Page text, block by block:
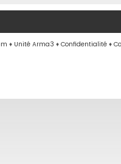
♦ Unité Arma3 ♦ Confidentialité ♦